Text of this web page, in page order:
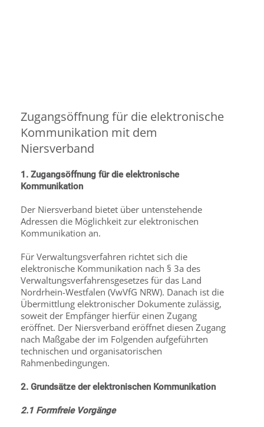
Zugangsöffnung für die elektronische
Kommunikation mit dem
Niersverband
1. Zugangsöffnung für die elektronische
Kommunikation
Der Niersverband bietet über untenstehende
Adressen die Möglichkeit zur elektronischen
Kommunikation an.
Für Verwaltungsverfahren richtet sich die
elektronische Kommunikation nach § 3a des
Verwaltungsverfahrensgesetzes für das Land
Nordrhein-Westfalen (VwVfG NRW). Danach ist die
Übermittlung elektronischer Dokumente zulässig,
soweit der Empfänger hierfür einen Zugang
eröffnet. Der Niersverband eröffnet diesen Zugang
nach Maßgabe der im Folgenden aufgeführten
technischen und organisatorischen
Rahmenbedingungen.
2. Grundsätze der elektronischen Kommunikation
2.1 Formfreie Vorgänge